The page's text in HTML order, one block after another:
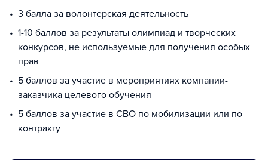
3 балла за волонтерская деятельность
1-10 баллов за результаты олимпиад и творческих
конкурсов, не используемые для получения особых
прав
5 баллов за участие в мероприятиях компании-
заказчика целевого обучения
5 баллов за участие в СВО по мобилизации или по
контракту